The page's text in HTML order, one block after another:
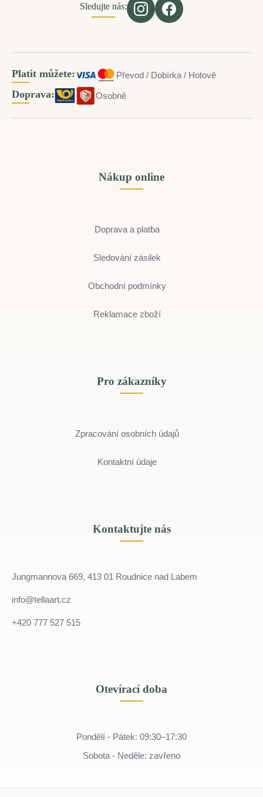
Sledujte nás:
Platit můžete: Převod / Dobírka / Hotově
Doprava: Osobně
Nákup online
Doprava a platba
Sledování zásilek
Obchodní podmínky
Reklamace zboží
Pro zákazníky
Zpracování osobních údajů
Kontaktní údaje
Kontaktujte nás
Jungmannova 669, 413 01 Roudnice nad Labem
info@tellaart.cz
+420 777 527 515
Otevírací doba
Pondělí - Pátek: 09:30–17:30
Sobota - Neděle: zavřeno